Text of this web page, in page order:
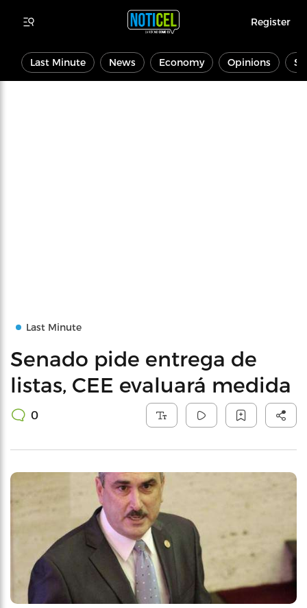
Register
Last Minute News Economy Opinions
Last Minute
Senado pide entrega de
listas, CEE evaluará medida
0